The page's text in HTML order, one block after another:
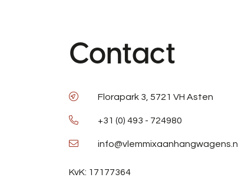
Contact
Florapark 3, 5721 VH Asten
+31 (0) 493 - 724980
info@vlemmixaanhangwagens.nl
KvK: 17177364